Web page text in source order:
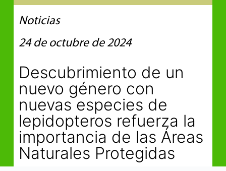
Noticias
24 de octubre de 2024
Descubrimiento de un
nuevo género con
nuevas especies de
lepidopteros refuerza la
importancia de las Áreas
Naturales Protegidas